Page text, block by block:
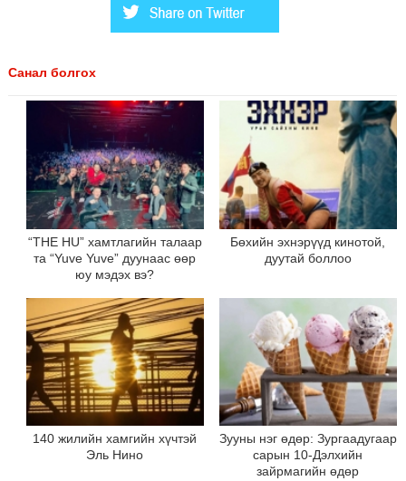
Санал болгох
“THE HU” хамтлагийн талаар
та “Yuve Yuve” дуунаас өөр
юу мэдэх вэ?
Бөхийн эхнэрүүд кинотой,
дуутай боллоо
140 жилийн хамгийн хүчтэй
Эль Нино
Зууны нэг өдөр: Зургаадугаар
сарын 10-Дэлхийн
зайрмагийн өдөр